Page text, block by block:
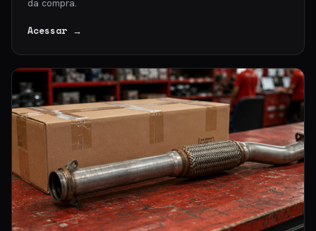
da compra.
Acessar →